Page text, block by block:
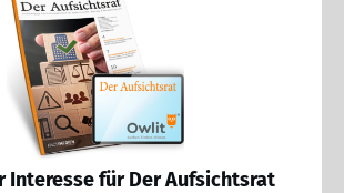
Interesse für Der Aufsichtsrat